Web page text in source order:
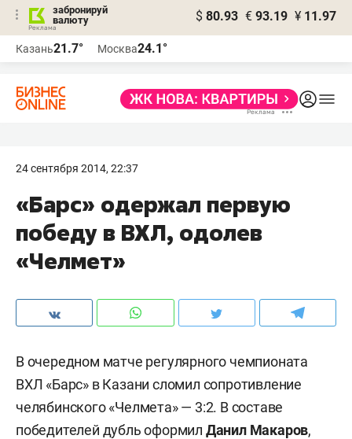
забронируй
валюту
$ 80.93 € 93.19 ¥ 11.97
Казань21.7° Москва24.1°
24 сентября 2014, 22:37
«Барс» одержал первую
победу в ВХЛ, одолев
«Челмет»
В очередном матче регулярного чемпионата
ВХЛ «Барс» в Казани сломил сопротивление
челябинского «Челмета» — 3:2. В составе
победителей дубль оформил Данил Макаров,